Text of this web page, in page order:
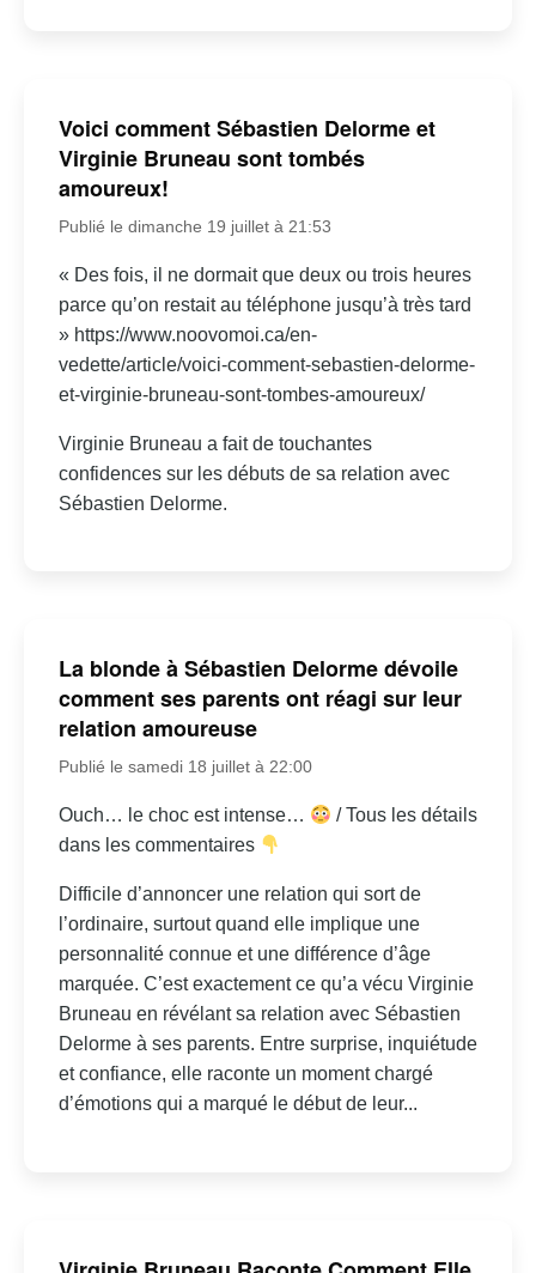
Voici comment Sébastien Delorme et
Virginie Bruneau sont tombés
amoureux!
Publié le dimanche 19 juillet à 21:53
« Des fois, il ne dormait que deux ou trois heures
parce qu’on restait au téléphone jusqu’à très tard
» https://www.noovomoi.ca/en-
vedette/article/voici-comment-sebastien-delorme-
et-virginie-bruneau-sont-tombes-amoureux/
Virginie Bruneau a fait de touchantes
confidences sur les débuts de sa relation avec
Sébastien Delorme.
La blonde à Sébastien Delorme dévoile
comment ses parents ont réagi sur leur
relation amoureuse
Publié le samedi 18 juillet à 22:00
Ouch… le choc est intense…
/ Tous les détails
dans les commentaires
Difficile d’annoncer une relation qui sort de
l’ordinaire, surtout quand elle implique une
personnalité connue et une différence d’âge
marquée. C’est exactement ce qu’a vécu Virginie
Bruneau en révélant sa relation avec Sébastien
Delorme à ses parents. Entre surprise, inquiétude
et confiance, elle raconte un moment chargé
d’émotions qui a marqué le début de leur...